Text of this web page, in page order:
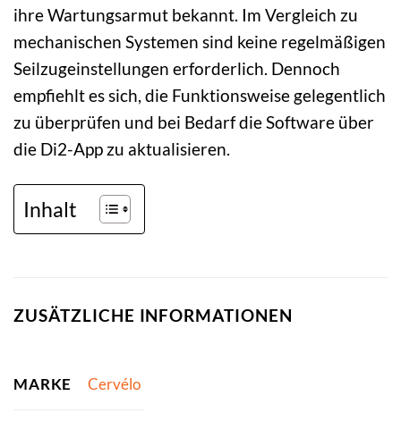
ihre Wartungsarmut bekannt. Im Vergleich zu
mechanischen Systemen sind keine regelmäßigen
Seilzugeinstellungen erforderlich. Dennoch
empfiehlt es sich, die Funktionsweise gelegentlich
zu überprüfen und bei Bedarf die Software über
die Di2-App zu aktualisieren.
Inhalt
ZUSÄTZLICHE INFORMATIONEN
MARKE Cervélo